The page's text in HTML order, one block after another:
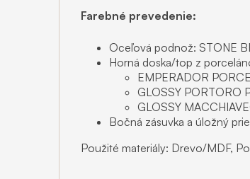
Farebné prevedenie:
Oceľová podnož: STONE
Horná doska/top z
EMPERADOR
GLOSSY PORTORO
GLOSSY
Bočná zásuvka a úložný
Použité materiály: Drevo/MDF,